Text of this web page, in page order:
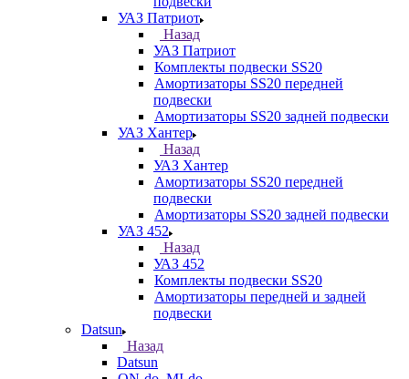
УАЗ Патриот
Назад
УАЗ Патриот
Комплекты подвески SS20
Амортизаторы SS20 передней
подвески
Амортизаторы SS20 задней подвески
УАЗ Хантер
Назад
УАЗ Хантер
Амортизаторы SS20 передней
подвески
Амортизаторы SS20 задней подвески
УАЗ 452
Назад
УАЗ 452
Комплекты подвески SS20
Амортизаторы передней и задней
подвески
Datsun
Назад
Datsun